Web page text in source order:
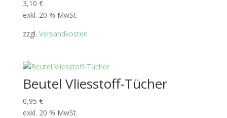
3,10 €
exkl. 20 % MwSt.
zzgl. Versandkosten
Beutel Vliesstoff-Tücher
0,95 €
exkl. 20 % MwSt.